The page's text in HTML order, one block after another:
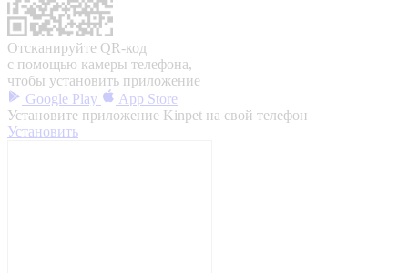
Отсканируйте QR-код
с помощью камеры телефона,
чтобы установить приложение
Google Play
App Store
Установите приложение Kinpet на свой телефон
Установить